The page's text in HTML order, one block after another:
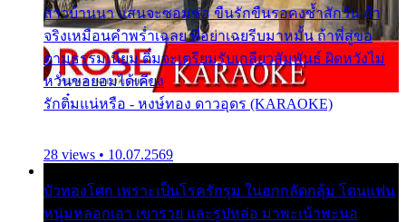
สาวบ้านนา แสนจะซอมซ่อ ขืนรักขืนรอคงช้ำสักวัน ถ้า
จริงเหมือนคำพร่ำเฉลย พี่อย่าเฉยรีบมาหมั้น ถ้าพี่สู่ขอ
ตามธรรมเนียม ติ๋มจะเตรียมรับเกลียวสัมพันธ์ ผิดหวังไม่
หวั่นขอยอมได้เคียง
รักติ๋มแน่หรือ - หงษ์ทอง ดาวอุดร (KARAOKE)
28 views • 10.07.2569
บัวทองโศก เพราะเป็นโรครักรุม ในอกกลัดกลุ้ม โดนแฟน
หนุ่มหลอกเอา เขารวย และรูปหล่อ มาพะเน้าพะนอ